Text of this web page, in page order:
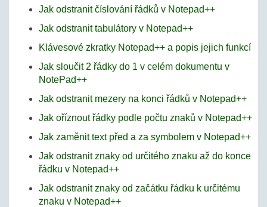
Jak odstranit číslování řádků v Notepad++
Jak odstranit tabulátory v Notepad++
Klávesové zkratky Notepad++ a popis jejich funkcí
Jak sloučit 2 řádky do 1 v celém dokumentu v
NotePad++
Jak odstranit mezery na konci řádků v Notepad++
Jak oříznout řádky podle počtu znaků v Notepad++
Jak zaměnit text před a za symbolem v Notepad++
Jak odstranit znaky od určitého znaku až do konce
řádku v Notepad++
Jak odstranit znaky od začátku řádku k určitému
znaku v Notepad++